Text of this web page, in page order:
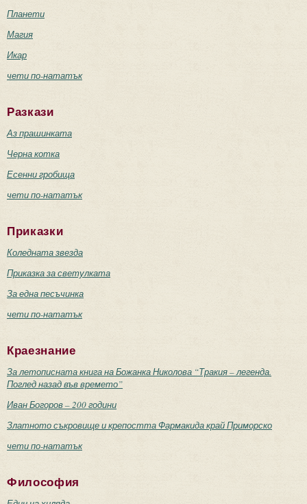
Планети
Магия
Икар
чети по-нататък
Разкази
Аз прашинката
Черна котка
Есенни гробища
чети по-нататък
Приказки
Коледната звезда
Приказка за светулката
За една песъчинка
чети по-нататък
Краезнание
За летописната книга на Божанка Николова “Тракия – легенда.
Поглед назад във времето”
Иван Богоров – 200 години
Златното съкровище и крепостта Фармакида край Приморско
чети по-нататък
Философия